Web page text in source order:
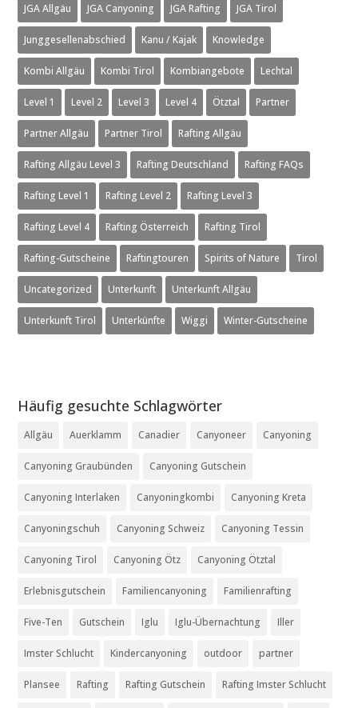
JGA Allgäu JGA Canyoning JGA Rafting JGA Tirol
Junggesellenabschied Kanu / Kajak Knowledge
Kombi Allgäu Kombi Tirol Kombiangebote Lechtal
Level 1 Level 2 Level 3 Level 4 Ötztal Partner
Partner Allgäu Partner Tirol Rafting Allgäu
Rafting Allgäu Level 3 Rafting Deutschland Rafting FAQs
Rafting Level 1 Rafting Level 2 Rafting Level 3
Rafting Level 4 Rafting Österreich Rafting Tirol
Rafting-Gutscheine Raftingtouren Spirits of Nature Tirol
Uncategorized Unterkunft Unterkunft Allgäu
Unterkunft Tirol Unterkünfte Wiggi Winter-Gutscheine
Häufig gesuchte Schlagwörter
Allgäu Auerklamm Canadier Canyoneer Canyoning
Canyoning Graubünden Canyoning Gutschein
Canyoning Interlaken Canyoningkombi Canyoning Kreta
Canyoningschuh Canyoning Schweiz Canyoning Tessin
Canyoning Tirol Canyoning Ötz Canyoning Ötztal
Erlebnisgutschein Familiencanyoning Familienrafting
Five-Ten Gutschein Iglu Iglu-Übernachtung Iller
Imster Schlucht Kindercanyoning outdoor partner
Plansee Rafting Rafting Gutschein Rafting Imster Schlucht